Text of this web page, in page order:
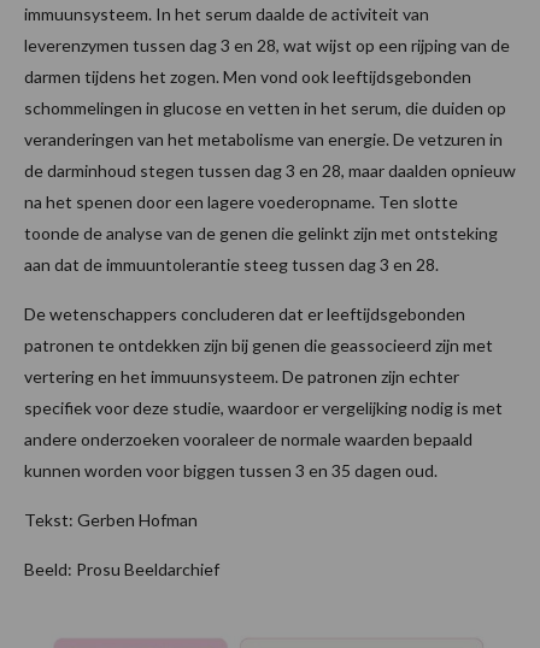
immuunsysteem. In het serum daalde de activiteit van
leverenzymen tussen dag 3 en 28, wat wijst op een rijping van de
darmen tijdens het zogen. Men vond ook leeftijdsgebonden
schommelingen in glucose en vetten in het serum, die duiden op
veranderingen van het metabolisme van energie. De vetzuren in
de darminhoud stegen tussen dag 3 en 28, maar daalden opnieuw
na het spenen door een lagere voederopname. Ten slotte
toonde de analyse van de genen die gelinkt zijn met ontsteking
aan dat de immuuntolerantie steeg tussen dag 3 en 28.
De wetenschappers concluderen dat er leeftijdsgebonden
patronen te ontdekken zijn bij genen die geassocieerd zijn met
vertering en het immuunsysteem. De patronen zijn echter
specifiek voor deze studie, waardoor er vergelijking nodig is met
andere onderzoeken vooraleer de normale waarden bepaald
kunnen worden voor biggen tussen 3 en 35 dagen oud.
Tekst: Gerben Hofman
Beeld: Prosu Beeldarchief